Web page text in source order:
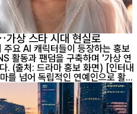
상 스타 시대 현실로
요 AI 캐릭터들이 등장하는 홍보
활동과 팬덤을 구축하며 '가상 연
처: 드라마 홍보 화면) [인터내
를 넘어 독립적인 연예인으로 활...